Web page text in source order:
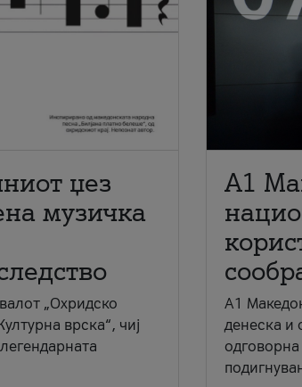
џез
музичка
„Охридско
врска“, чиј
A1
A1
денеска и